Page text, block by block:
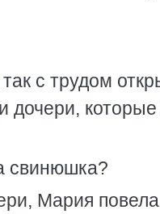
с трудом
дочери,
свинюшка?
Мария